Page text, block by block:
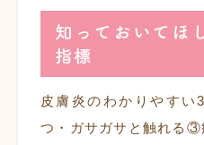
知っておいてほ
指標
皮膚炎のわかりやす
つ・ガサガサと触れる③